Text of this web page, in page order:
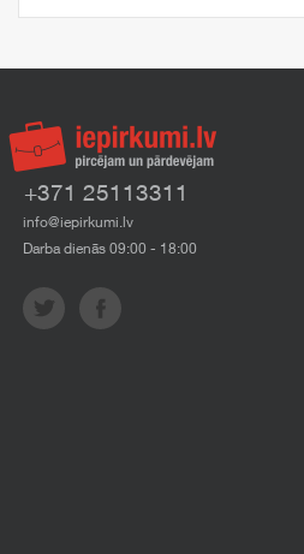
+371 25113311
info@iepirkumi.lv
Darba dienās 09:00 - 18:00